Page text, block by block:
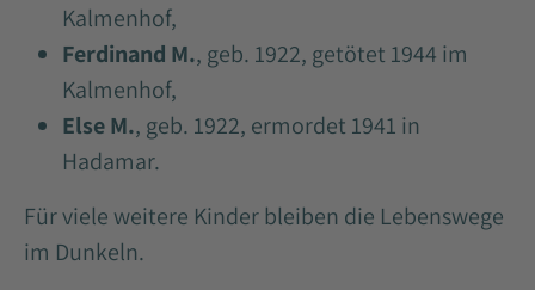
Kalmenhof,
Ferdinand M., geb. 1922, getötet 1944 im
Kalmenhof,
Else M., geb. 1922, ermordet 1941 in
Hadamar.
Für viele weitere Kinder bleiben die Lebenswege
im Dunkeln.